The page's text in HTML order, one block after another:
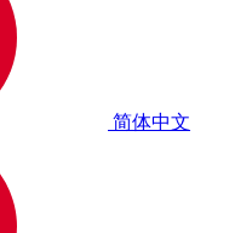
简体中文